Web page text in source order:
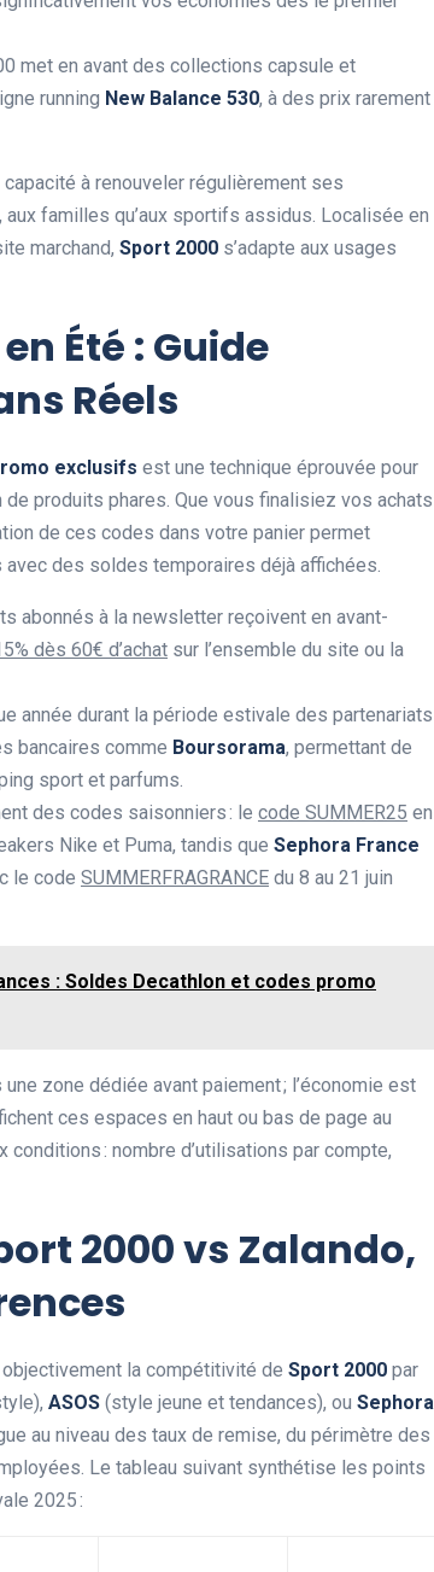
met en avant des collections capsule et
running New Balance 530, à des prix rarement
à renouveler régulièrement ses
familles qu’aux sportifs assidus. Localisée en
marchand, Sport 2000 s’adapte aux usages
Été : Guide
Réels
exclusifs est une technique éprouvée pour
produits phares. Que vous finalisiez vos achats
de ces codes dans votre panier permet
des soldes temporaires déjà affichées.
abonnés à la newsletter reçoivent en avant-
dès 60€ d’achat sur l’ensemble du site ou la
année durant la période estivale des partenariats
bancaires comme Boursorama, permettant de
sport et parfums.
des codes saisonniers : le code SUMMER25 en
Nike et Puma, tandis que Sephora France
le code SUMMERFRAGRANCE du 8 au 21 juin
: Soldes Decathlon et codes promo
zone dédiée avant paiement ; l’économie est
ces espaces en haut ou bas de page au
: nombre d’utilisations par compte,
2000 vs Zalando,
la compétitivité de Sport 2000 par
ASOS (style jeune et tendances), ou Sephora
au niveau des taux de remise, du périmètre des
Le tableau suivant synthétise les points
2025 :